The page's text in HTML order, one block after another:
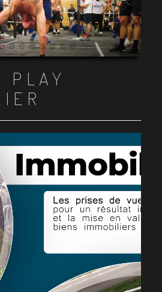
1 2
Item 3
Item 4
Item 5
Item 6
Item 7
Item 8
Item 9
Item 10
PLAY